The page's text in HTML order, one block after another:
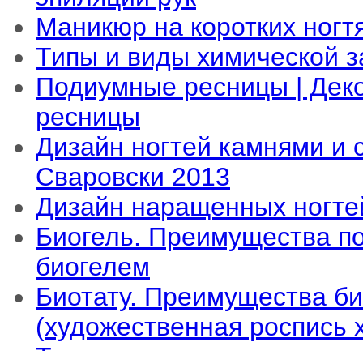
Маникюр на коротких
Типы и виды химической
Подиумные ресницы |
ресницы
Дизайн ногтей камнями и
Сваровски 2013
Дизайн наращенных
Биогель. Преимущества
биогелем
Биотату. Преимущества
(художественная роспись